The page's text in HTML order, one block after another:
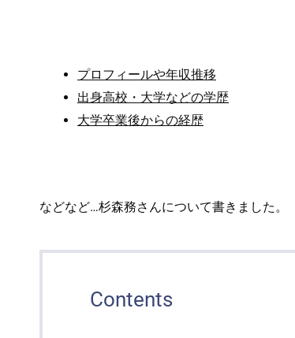
プロフィールや年収推移
出身高校・大学などの学歴
大学卒業後からの経歴
などなど…杉森務さんについて書きました。
Contents